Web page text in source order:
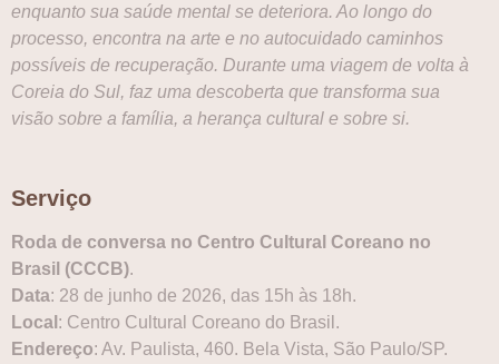
enquanto sua saúde mental se deteriora. Ao longo do
processo, encontra na arte e no autocuidado caminhos
possíveis de recuperação. Durante uma viagem de volta à
Coreia do Sul, faz uma descoberta que transforma sua
visão sobre a família, a herança cultural e sobre si.
Serviço
Roda de conversa no Centro Cultural Coreano no
Brasil (CCCB).
Data: 28 de junho de 2026, das 15h às 18h.
Local : Centro Cultural Coreano do Brasil.
Endereço: Av. Paulista, 460. Bela Vista, São Paulo/SP.